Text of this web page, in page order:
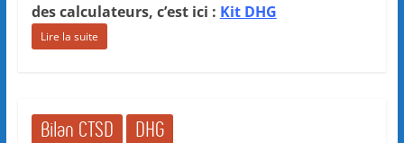
des calculateurs, c’est ici : Kit DHG
Lire la suite
Bilan CTSD DHG